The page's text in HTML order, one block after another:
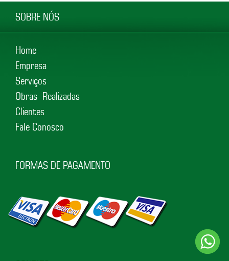
SOBRE NÓS
Home
Empresa
Serviços
Obras Realizadas
Clientes
Fale Conosco
FORMAS DE PAGAMENTO